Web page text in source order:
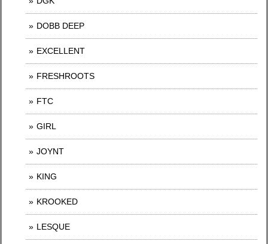
DOBB DEEP
EXCELLENT
FRESHROOTS
FTC
GIRL
JOYNT
KING
KROOKED
LESQUE